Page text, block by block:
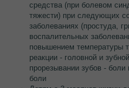
средства (при болевом
тяжести) при следующих
заболеваниях (простуда,
воспалительных
повышением температуры
реакции - головной и
прорезывании зубов -
боли